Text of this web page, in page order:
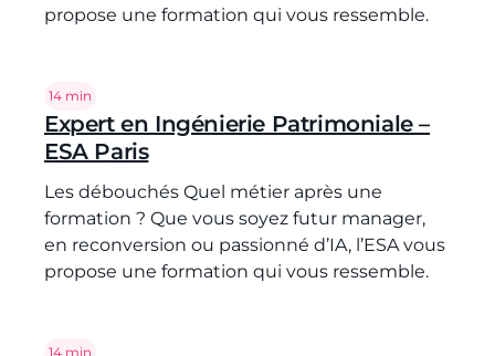
propose une formation qui vous ressemble.
Temps de lecture :
14 min
Expert en Ingénierie Patrimoniale –
ESA Paris
Les débouchés Quel métier après une
formation ? Que vous soyez futur manager,
en reconversion ou passionné d’IA, l’ESA vous
propose une formation qui vous ressemble.
Temps de lecture :
14 min